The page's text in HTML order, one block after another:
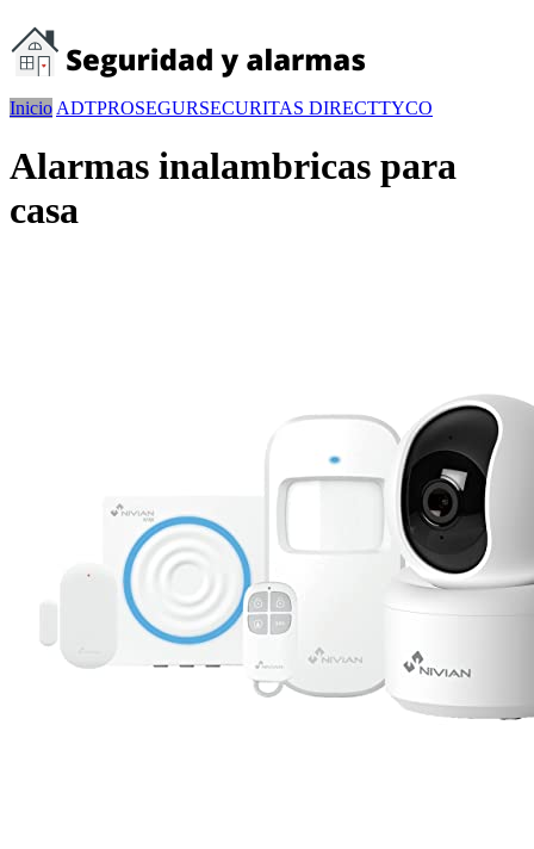
Inicio ADTPROSEGURSECURITAS DIRECTTYCO
Alarmas inalambricas para
casa